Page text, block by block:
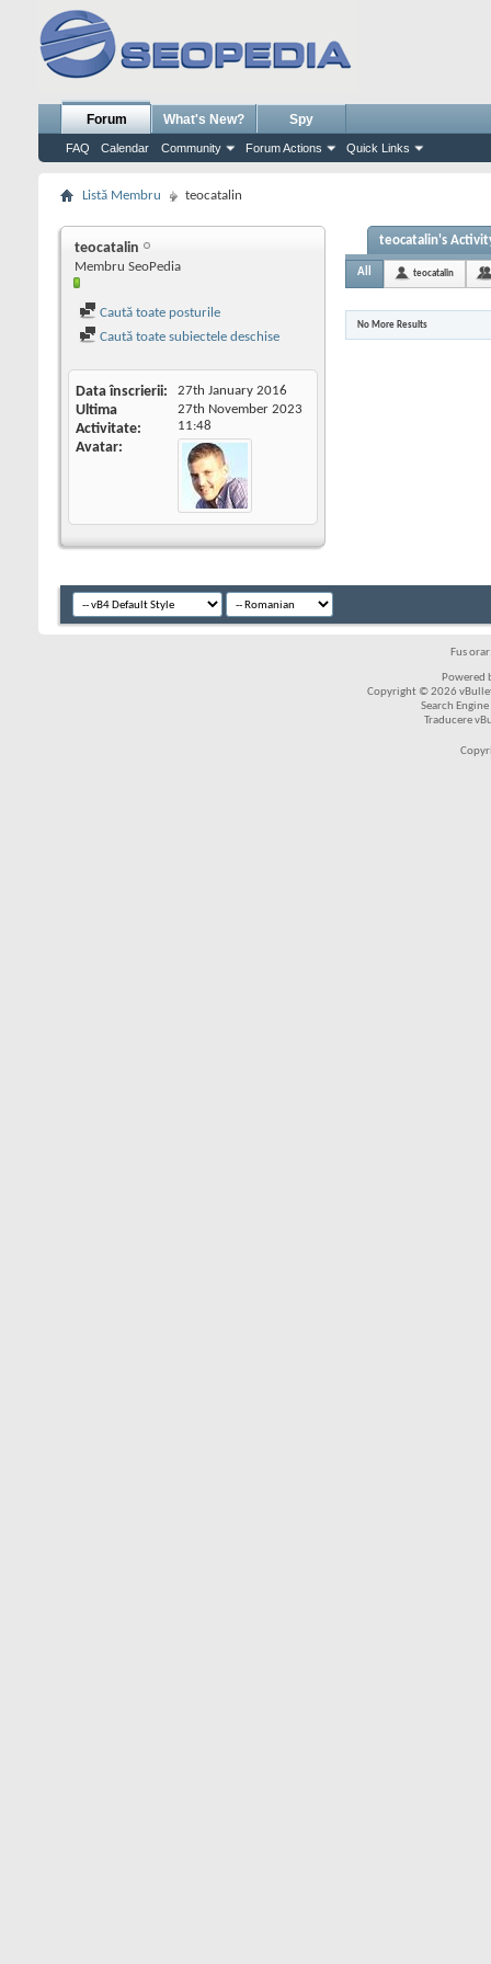
Forum
FAQ Calendar Community Forum Actions Quick Links
What's New? Spy
Listă Membru teocatalin
teocatalin
Membru SeoPedia
Caută toate posturile
Caută toate subiectele deschise
Data înscrierii 27th January 2016
Ultima
Activitate
27th November 2023
11:48
Avatar
teocatalin's
All teocatalin
No More Results
Fus
Powered
Copyright © 2026
Search
Traducere